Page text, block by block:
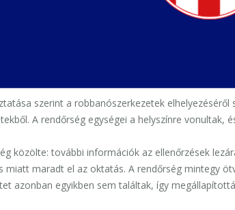
szerint a robbanószerkezetek
A rendőrség egységei a helyszínre vonultak,
közölte: további információk az ellenőrzések
miatt maradt el az oktatás. A rendőrség mintegy
azonban egyikben sem találtak, így